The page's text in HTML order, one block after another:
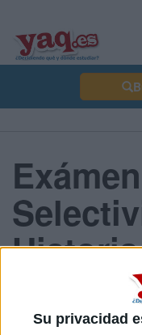
Su privacidad
Exámen
2013